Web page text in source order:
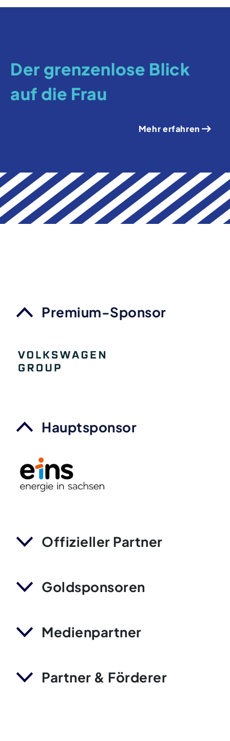
Der grenzenlose Blick
auf die Frau
Mehr erfahren
Premium-Sponsor
Hauptsponsor
Offizieller Partner
Goldsponsoren
Medienpartner
Partner & Förderer